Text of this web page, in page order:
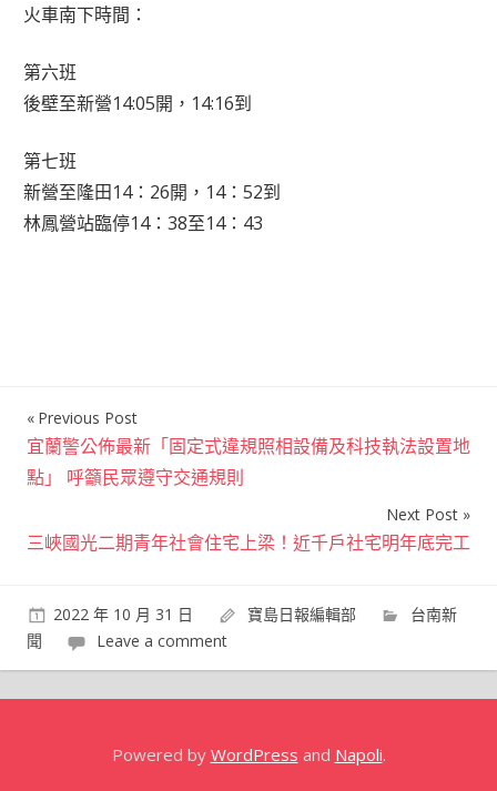
火車南下時間：
第六班
後壁至新營14:05開，14:16到
第七班
新營至隆田14：26開，14：52到
林鳳營站臨停14：38至14：43
文
章
覽
Previous Post
宜蘭警公佈最新「固定式違規照相設備及科技執法設置地
點」 呼籲民眾遵守交通規則
Next Post
三峽國光二期青年社會住宅上梁！近千戶社宅明年底完工
2022 年 10 月 31 日 寶島日報編輯部
台南新
聞
Leave a comment
Powered by WordPress and Napoli.